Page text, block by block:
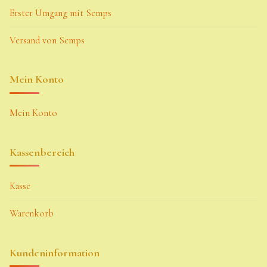
Erster Umgang mit Semps
Versand von Semps
Mein Konto
Mein Konto
Kassenbereich
Kasse
Warenkorb
Kundeninformation